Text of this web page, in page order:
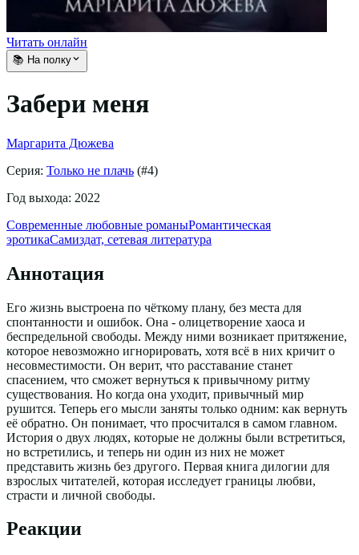
Читать онлайн
📚 На полку
Забери меня
Маргарита Дюжева
Серия: Только не плачь (#4)
Год выхода: 2022
Современные любовные романыРомантическая
эротикаСамиздат, сетевая литература
Аннотация
Его жизнь выстроена по чёткому плану, без места для
спонтанности и ошибок. Она - олицетворение хаоса и
беспредельной свободы. Между ними возникает притяжение,
которое невозможно игнорировать, хотя всё в них кричит о
несовместимости. Он верит, что расставание станет
спасением, что сможет вернуться к привычному ритму
существования. Но когда она уходит, привычный мир
рушится. Теперь его мысли заняты только одним: как вернуть
её обратно. Он понимает, что просчитался в самом главном.
История о двух людях, которые не должны были встретиться,
но встретились, и теперь ни один из них не может
представить жизнь без другого. Первая книга дилогии для
взрослых читателей, которая исследует границы любви,
страсти и личной свободы.
Реакции